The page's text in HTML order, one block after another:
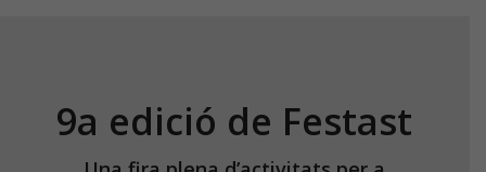
9a edició de Festast